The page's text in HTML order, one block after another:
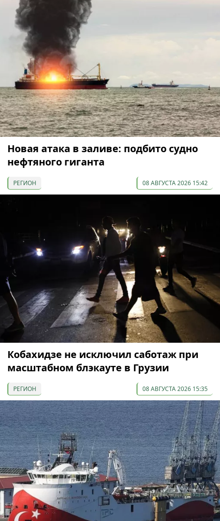
Новая атака в заливе: подбито судно
нефтяного гиганта
РЕГИОН 08 АВГУСТА 2026 15:42
Кобахидзе не исключил саботаж при
масштабном блэкауте в Грузии
РЕГИОН 08 АВГУСТА 2026 15:35